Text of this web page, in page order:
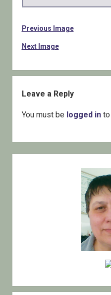
Previous Image
Next Image
Leave a Reply
You must be logged into